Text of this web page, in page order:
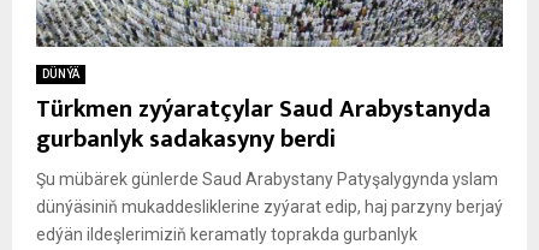
DÜNÝÄ
Türkmen zyýaratçylar Saud Arabystanyda
gurbanlyk sadakasyny berdi
Şu mübärek günlerde Saud Arabystany Patyşalygynda yslam
dünýäsiniň mukaddesliklerine zyýarat edip, haj parzyny berjaý
edýän ildeşlerimiziň keramatly toprakda gurbanlyk